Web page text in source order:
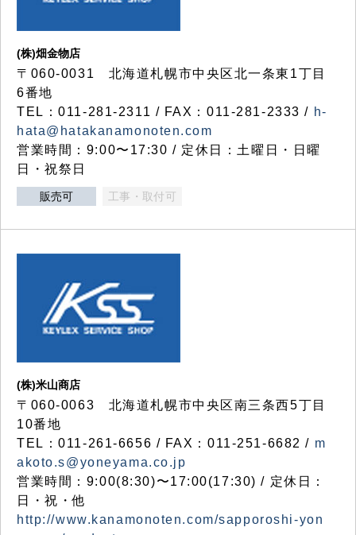
(株)畑金物店
〒060-0031 北海道札幌市中央区北一条東1丁目
6番地
TEL：011-281-2311 / FAX：011-281-2333 / h-
hata@hatakanamonoten.com
営業時間：9:00〜17:30 / 定休日：土曜日・日曜
日・祝祭日
販売可 工事・取付可
(株)米山商店
〒060-0063 北海道札幌市中央区南三条西5丁目
10番地
TEL：011-261-6656 / FAX：011-251-6682 / m
akoto.s@yoneyama.co.jp
営業時間：9:00(8:30)〜17:00(17:30) / 定休日：
日・祝・他
http://www.kanamonoten.com/sapporoshi-yon